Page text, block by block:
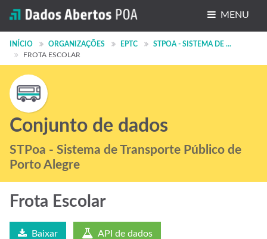
MENU
Conjuntos de dados
Organizações
Grupos
Sobre
INÍCIO ORGANIZAÇÕES EPTC
STPOA - SISTEMA DE ...
FROTA ESCOLAR
Conjunto de dados
STPoa - Sistema de Transporte Público de
Porto Alegre
Frota Escolar
Baixar API de dados